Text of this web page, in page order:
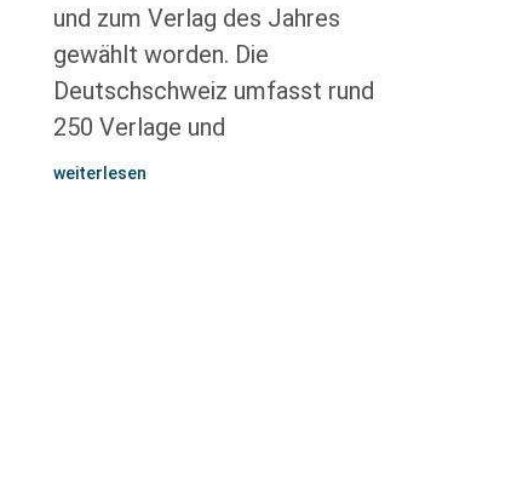
und zum Verlag des Jahres
gewählt worden. Die
Deutschschweiz umfasst rund
250 Verlage und
weiterlesen